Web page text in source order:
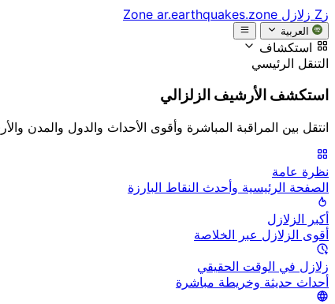
زZ زلازل Zone ar.earthquakes.zone
العربية
استكشاف
التنقل الرئيسي
استكشف الأرشيف الزلزالي
انتقل بين المراقبة المباشرة وأقوى الأحداث والدول والمدن
نظرة عامة
الصفحة الرئيسية وأحدث النقاط البارزة
أكبر الزلازل
أقوى الزلازل عبر الخلاصة
زلازل في الوقت الحقيقي
أحداث حديثة وخريطة مباشرة